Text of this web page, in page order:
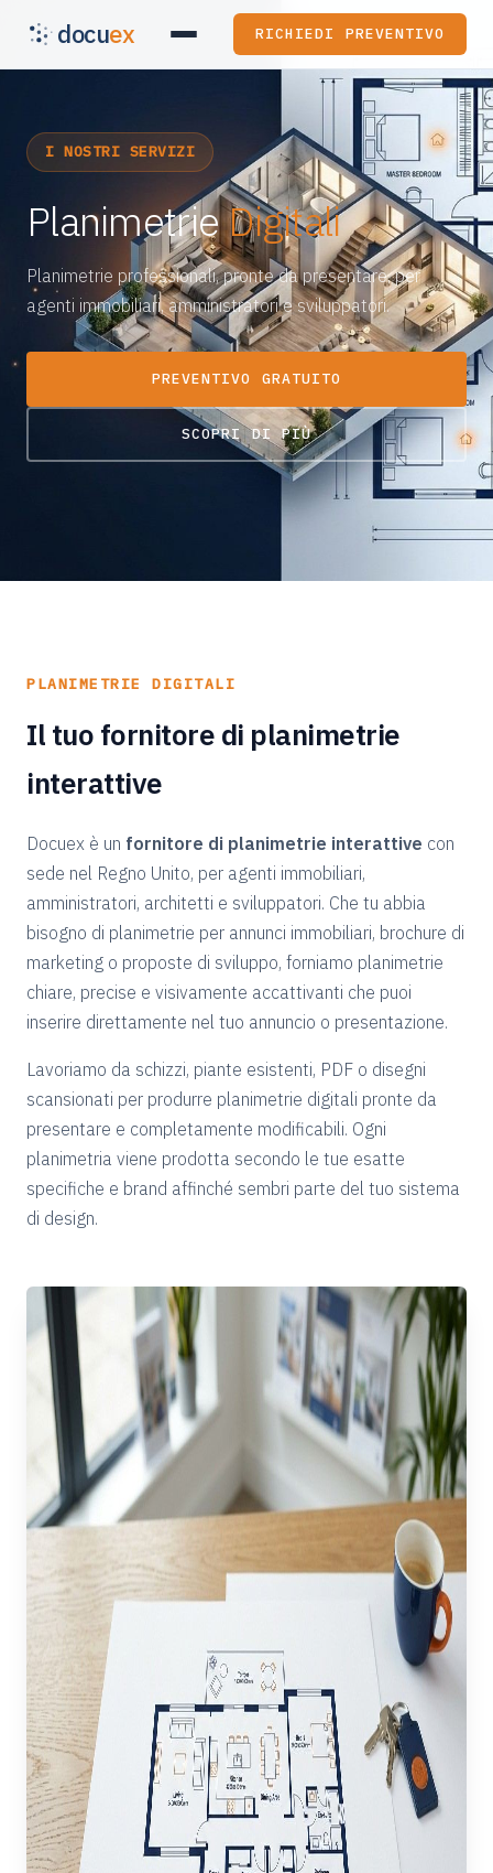
docuex RICHIEDI PREVENTIVO
I NOSTRI SERVIZI
PlanimetrieDigitali
Planimetrie professionali, pronte da presentare, per
agenti immobiliari, amministratori e sviluppatori.
PREVENTIVO GRATUITO
SCOPRI DI PIÙ
PLANIMETRIE DIGITALI
Il tuo fornitore di planimetrie
interattive
Docuex è un fornitore di planimetrie interattive con
sede nel Regno Unito, per agenti immobiliari,
amministratori, architetti e sviluppatori. Che tu abbia
bisogno di planimetrie per annunci immobiliari, brochure di
marketing o proposte di sviluppo, forniamo planimetrie
chiare, precise e visivamente accattivanti che puoi
inserire direttamente nel tuo annuncio o presentazione.
Lavoriamo da schizzi, piante esistenti, PDF o disegni
scansionati per produrre planimetrie digitali pronte da
presentare e completamente modificabili. Ogni
planimetria viene prodotta secondo le tue esatte
specifiche e brand affinché sembri parte del tuo sistema
di design.